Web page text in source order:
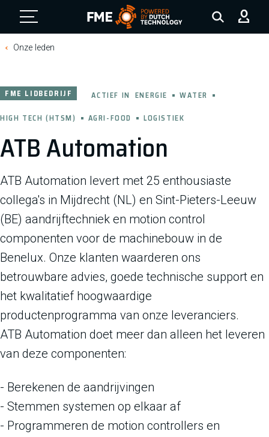
FME Logo, to the homepage
Onze leden
ATB Automation
FME LIDBEDRIJF ACTIEF IN ENERGIE
WATER
HIGH TECH (HTSM)
AGRI-FOOD LOGISTIEK
ATB Automation levert met 25 enthousiaste
collega's in Mijdrecht (NL) en Sint-Pieters-Leeuw
(BE) aandrijftechniek en motion control
componenten voor de machinebouw in de
Benelux. Onze klanten waarderen ons
betrouwbare advies, goede technische support en
het kwalitatief hoogwaardige
productenprogramma van onze leveranciers.
ATB Automation doet meer dan alleen het leveren
van deze componenten:
- Berekenen de aandrijvingen
- Stemmen systemen op elkaar af
- Programmeren de motion controllers en